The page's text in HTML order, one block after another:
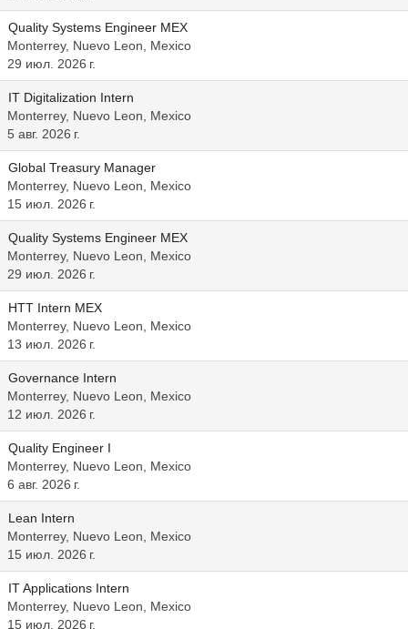
Quality Systems Engineer MEX
Monterrey, Nuevo Leon, Mexico
29 июл. 2026 г.
IT Digitalization Intern
Monterrey, Nuevo Leon, Mexico
5 авг. 2026 г.
Global Treasury Manager
Monterrey, Nuevo Leon, Mexico
15 июл. 2026 г.
Quality Systems Engineer MEX
Monterrey, Nuevo Leon, Mexico
29 июл. 2026 г.
HTT Intern MEX
Monterrey, Nuevo Leon, Mexico
13 июл. 2026 г.
Governance Intern
Monterrey, Nuevo Leon, Mexico
12 июл. 2026 г.
Quality Engineer I
Monterrey, Nuevo Leon, Mexico
6 авг. 2026 г.
Lean Intern
Monterrey, Nuevo Leon, Mexico
15 июл. 2026 г.
IT Applications Intern
Monterrey, Nuevo Leon, Mexico
15 июл. 2026 г.